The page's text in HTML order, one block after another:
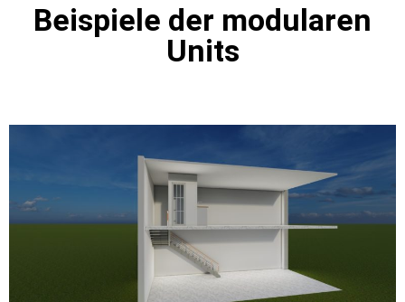
Beispiele der modularen
Units